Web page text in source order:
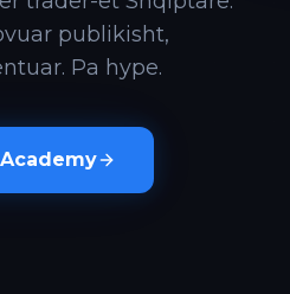
publikisht,
Pa hype.